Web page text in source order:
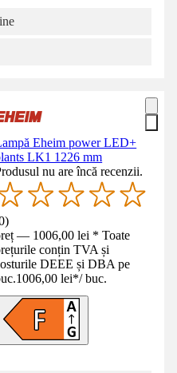
Eheim power LED+
LK1 1226 mm
nu are încă recenzii.
)
— 1006,00 lei * Toate
conțin TVA și
DEEE și DBA pe
1006,00 lei*/ buc.